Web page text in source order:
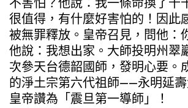
不害怕？他說：我一條命換了千
很值得，有什麼好害怕的！因此
被無罪釋放。皇帝召見，問他：
他說：我想出家。大師投明州翠
次參天台德韶國師，發明心要。
的淨土宗第六代祖師——永明延
皇帝讚為「震旦第一導師」！